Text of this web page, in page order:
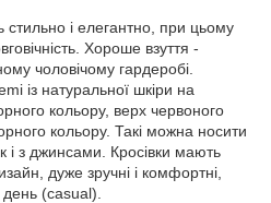
стильно і елегантно, при цьому
Хороше взуття -
чоловічому гардеробі.
із натуральної шкіри на
кольору, верх червоного
кольору. Такі можна носити
і з джинсами. Кросівки мають
дуже зручні і комфортні,
(сasual).